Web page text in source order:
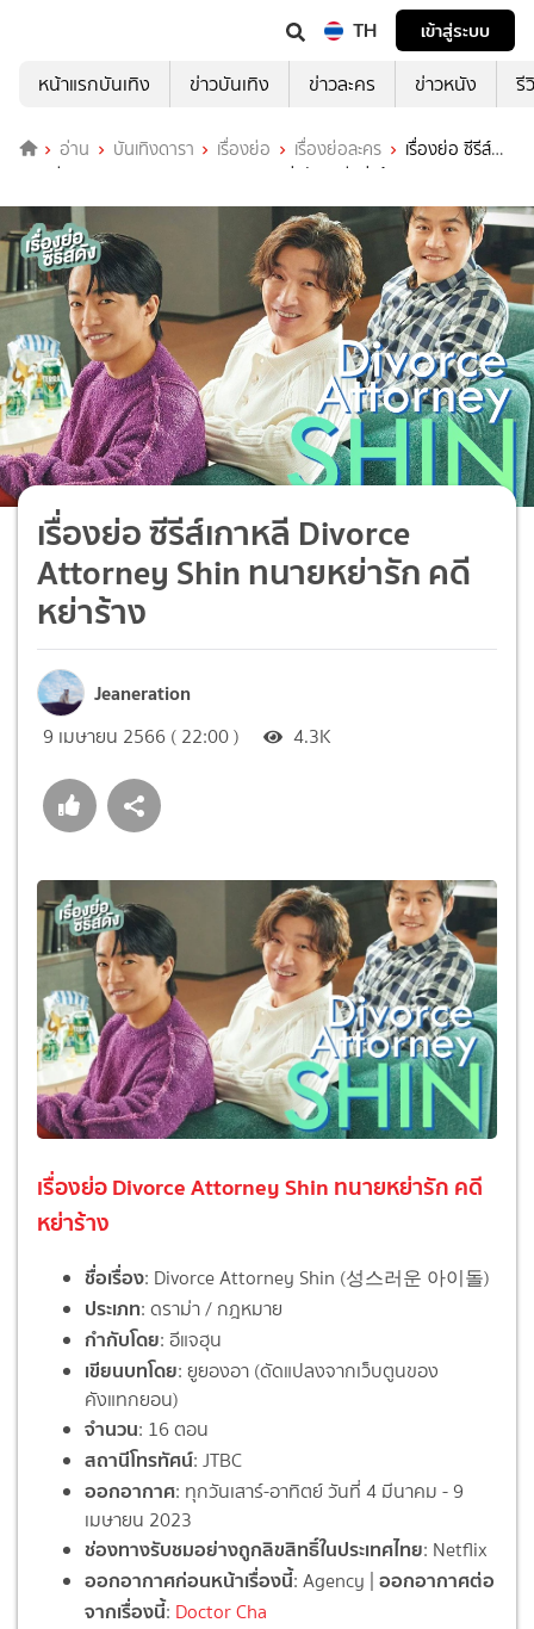
TH
เข้าสู่ระบบ
หน้าแรกบันเทิง
ข่าวบันเทิง ข่าวละคร ข่าวหนัง รี
อ่าน บันเทิงดารา เรื่องย่อ เรื่องย่อละคร
เรื่องย่อ ซีรีส์
เกาหลี Divorce Attorney Shin ทนายหย่ารัก คดีหย่าร้าง
เรื่องย่อ ซีรีส์เกาหลี Divorce
Attorney Shin ทนายหย่ารัก คดี
หย่าร้าง
Jeaneration
9 เมษายน 2566 ( 22:00 ) 4.3K
เรื่องย่อ Divorce Attorney Shin ทนายหย่ารัก คดี
หย่าร้าง
ชื่อเรื่อง: Divorce Attorney Shin (성스러운 아이돌)
ประเภท: ดราม่า / กฎหมาย
กำกับโดย: อีแจฮุน
เขียนบทโดย: ยูยองอา (ดัดแปลงจากเว็บตูนของ
คังแทกยอน)
จำนวน: 16 ตอน
สถานีโทรทัศน์: JTBC
ออกอากาศ: ทุกวันเสาร์-อาทิตย์ วันที่ 4 มีนาคม - 9
เมษายน 2023
ช่องทางรับชมอย่างถูกลิขสิทธิ์ในประเทศไทย: Netflix
ออกอากาศก่อนหน้าเรื่องนี้: Agency | ออกอากาศต่อ
จากเรื่องนี้: Doctor Cha